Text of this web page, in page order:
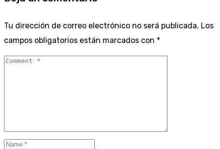
Tu dirección de correo electrónico no será publicada. Los
campos obligatorios están marcados con *